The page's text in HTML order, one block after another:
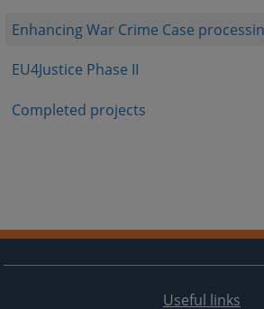
Enhancing War Crime Case
EU4Justice Phase II
Completed projects
Useful links